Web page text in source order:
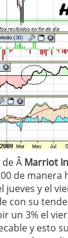
de Â Marriot
de manera
jueves y el
con su
un 3% el
y esto